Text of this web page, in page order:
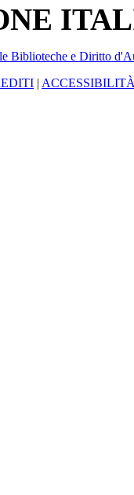
Biblioteche e Diritto
|